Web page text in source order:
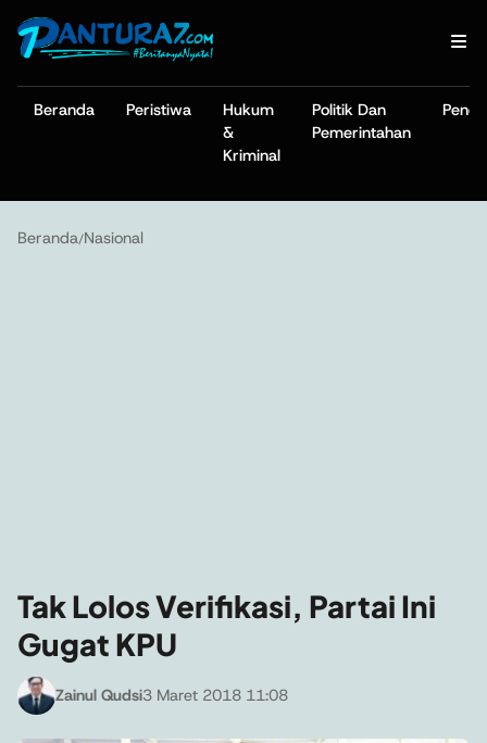
Beranda Peristiwa
Hukum
&
Kriminal
Politik Dan
Pemerintahan
Beranda/Nasional
Tak Lolos Verifikasi, Partai Ini
Gugat KPU
Zainul Qudsi3 Maret 2018 11:08